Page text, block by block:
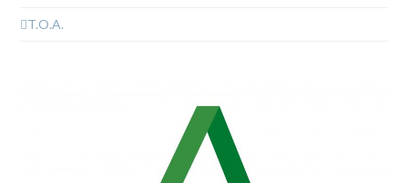
T.O.A.